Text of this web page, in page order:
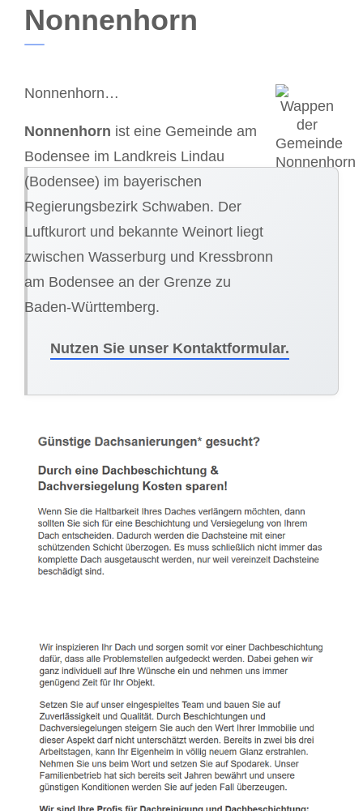
Nonnenhorn
Nonnenhorn…
Nonnenhorn ist eine Gemeinde am
Bodensee im Landkreis Lindau
(Bodensee) im bayerischen
Regierungsbezirk Schwaben. Der
Luftkurort und bekannte Weinort liegt
zwischen Wasserburg und Kressbronn
am Bodensee an der Grenze zu
Baden-Württemberg.
Nutzen Sie unser Kontaktformular.